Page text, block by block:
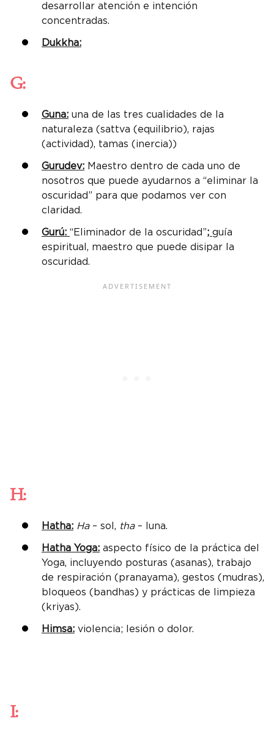
desarrollar atención e intención
concentradas.
Dukkha:
G:
Guna: una de las tres cualidades de la
naturaleza (sattva (equilibrio), rajas
(actividad), tamas (inercia))
Gurudev: Maestro dentro de cada uno de
nosotros que puede ayudarnos a “eliminar la
oscuridad” para que podamos ver con
claridad.
Gurú: “Eliminador de la oscuridad”; guía
espiritual, maestro que puede disipar la
oscuridad.
H:
Hatha: Ha– sol, tha– luna.
Hatha Yoga: aspecto físico de la práctica del
Yoga, incluyendo posturas (asanas), trabajo
de respiración (pranayama), gestos (mudras),
bloqueos (bandhas) y prácticas de limpieza
(kriyas).
Himsa: violencia; lesión o dolor.
I: